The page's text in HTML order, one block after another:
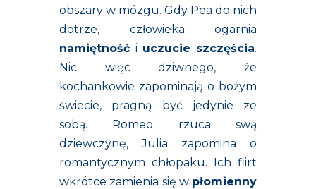
obszary w mózgu. Gdy Pea do nich
dotrze, człowieka ogarnia
namiętność i uczucie szczęścia.
Nic więc dziwnego, że
kochankowie zapominają o bożym
świecie, pragną być jedynie ze
sobą. Romeo rzuca swą
dziewczynę, Julia zapomina o
romantycznym chłopaku. Ich flirt
wkrótce zamienia się w płomienny